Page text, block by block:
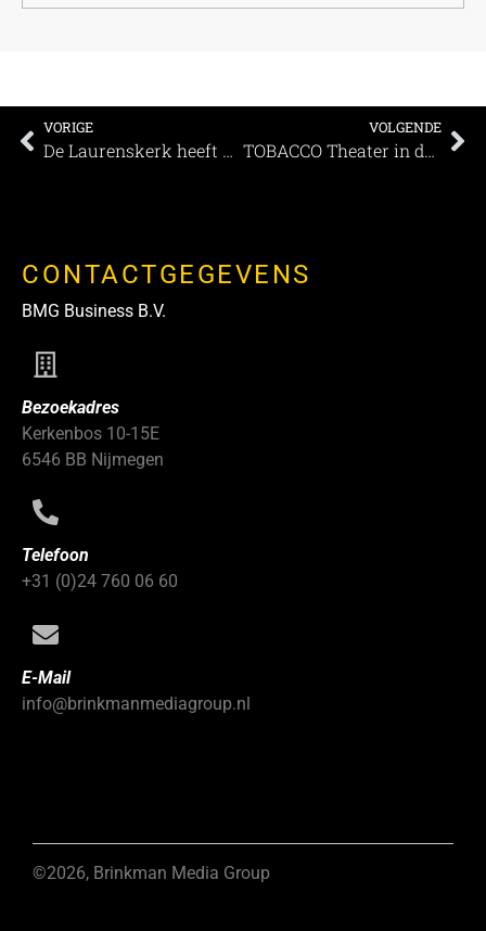
VORIGE
De Laurenskerk heeft de ruimte
VOLGENDE
TOBACCO Theater in de Corona
CONTACTGEGEVENS
BMG Business B.V.
Bezoekadres
Kerkenbos 10-15E
6546 BB Nijmegen
Telefoon
+31 (0)24 760 06 60
E-Mail
info@brinkmanmediagroup.nl
©2026, Brinkman Media Group